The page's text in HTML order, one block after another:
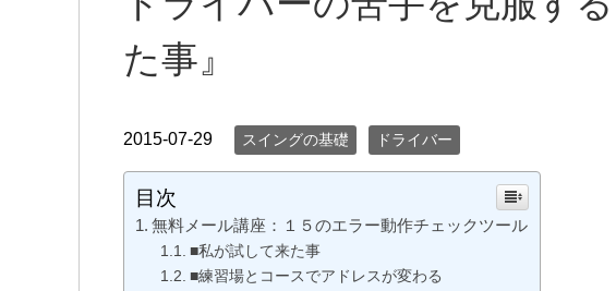
た事』
2015-07-29 スイングの基礎 ドライバー
目次
無料メール講座：１５のエラー動作チェックツール
■私が試して来た事
■練習場とコースでアドレスが変わる